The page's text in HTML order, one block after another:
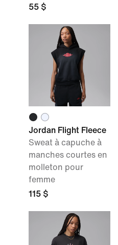
55 $
Jordan Flight Fleece
Sweat à capuche à
manches courtes en
molleton pour
femme
115 $